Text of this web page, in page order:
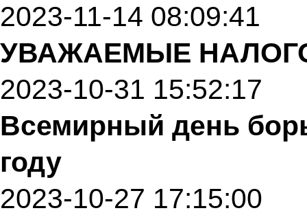
2023-11-14 08:09:41
УВАЖАЕМЫЕ
2023-10-31 15:52:17
Всемирный день
году
2023-10-27 17:15:00